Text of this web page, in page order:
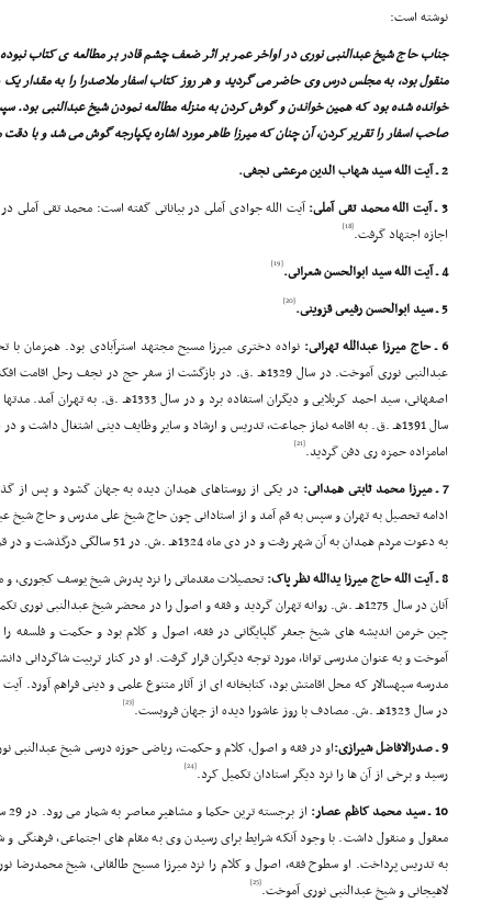
نوشته است:
جناب حاج شیخ عبدالنبى نورى در اواخر عمر بر اثر ضعف چشم قادر بر مطالعه ى کتاب
منقول بود، به مجلس درس وى حاضر مى گردید و هر روز کتاب اسفار ملاصدرا را به مقدار
خوانده شده بود که همین خواندن و گوش کردن به منزله مطالعه نمودن شیخ عبدالنبى بود.
صاحب اسفار را تقریر کردن، آن چنان که میرزا طاهر مورد اشاره یکپارجه گوش مى شد و با
2 ـ آیت الله سید شهاب الدین مرعشى نجفى.
3 ـ آیت الله محمد تقى آملى:
اجازه اجتهاد گرفت.[18]
4 ـ آیت الله سید ابوالحسن شعرانى. [19]
5 ـ سید ابوالحسن رفیعى قزوینى. [20]
6 ـ حاج میرزا عبدالله تهرانى:
نواده دخترى میرزا مسیح مجتهد استرآبادى بود. همزمان
عبدالنبى نورى آموخت. در سال 1329هـ .ق. در بازگشت از سفر حج در
اصفهانى، سید احمد کربلایى و دیگران استفاده
سال 1391هـ .ق. به اقامه نماز جماعت، تدریس و ارشاد و سایر وظایف دینى اشتغال داشت
امامزاده حمزه رى دفن گردید.[21]
7 ـ میرزا محمد ثابتى همدانى: در یکى از روستاهاى همدان دیده به جهان گشود و پس از
به دعوت مردم همدان به آن شهر رفت و در دى ماه 1324هـ .ش. در 51 سالگى درگذشت و در قم مقدس به خاک سپرده شد.
8 ـ آیت الله حاج میرزا یدالله نظر پاک:
تحصیلات مقدماتى را نزد پدرش شیخ یوسف کجورى، و
آنان در سال 1275هـ .ش. روانه تهران گردید و فقه و اصول را در محضر شیخ عبدالنبى
چین خرمن اندیشه هاى شیخ جعفر گلپایگانى در فقه، اصول و کلام بود و حکمت و فلسفه
آموخت و به عنوان مدرسى توانا، مورد توجه دیگران قرار گرفت. او در کنار تربیت شاگردانى
مدرسه سپهسالار که محل اقامتش بود، کتابخانه اى از آثار متنوع علمى و دینى فراهم آورد.
در سال 1323هـ .ش. مصادف با روز عاشورا دیده از جهان فروبست.
[23]
9 ـ صدرالافاضل شیرازى:
او در فقه و اصول، کلام و حکمت، ریاضى حوزه درسى شیخ عبدالنبى
رسید و برخى از آن ها را نزد دیگر استادان تکمیل کرد.[24]
10 ـ سید محمد کاظم عصار:
معقول و منقول داشت. با وجود آنکه شرایط براى رسیدن وى به مقام هاى اجتماعى، فرهنگى
به تدریس پرداخت. او سطوح فقه، اصول و کلام را نزد میرزا مسیح طالقانى، شیخ محمدرضا
لاهیجانى و شیخ عبدالنبى نورى آموخت.[25]